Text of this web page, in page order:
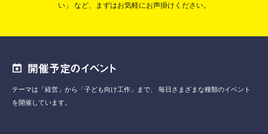
い」
など、まずはお気軽にお声掛けください。
開催予定のイベント
テーマは「経営」から「子ども向け工作」まで、
毎日さまざまな種類のイベント
を開催しています。